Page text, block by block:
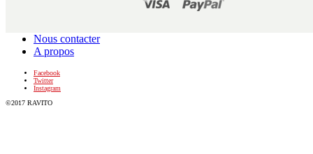
Nous contacter
A propos
Facebook
Twitter
Instagram
©2017 RAVITO